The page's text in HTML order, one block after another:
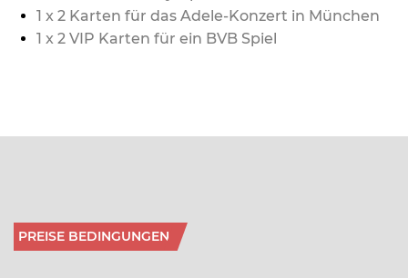
1 x 2 Karten für das Adele-Konzert in München
1 x 2 VIP Karten für ein BVB Spiel
PREISE BEDINGUNGEN